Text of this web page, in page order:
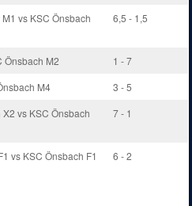
vs KSC Önsbach
6,5 - 1,5
Önsbach M2
1 - 7
M4
3 - 5
vs KSC Önsbach
7 - 1
vs KSC Önsbach F1 6 - 2